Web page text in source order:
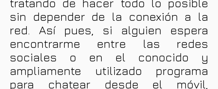
tratando de hacer todo lo posible
sin depender de la conexión a la
red. Así pues, si alguien espera
encontrarme entre las redes
sociales o en el conocido y
ampliamente utilizado programa
para chatear desde el móvil,